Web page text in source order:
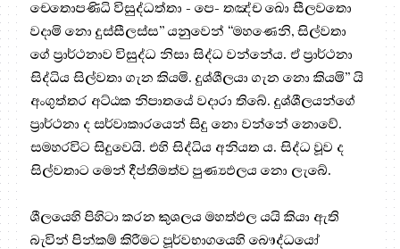
චෙතොපණිධි විසුද්ධත්තා - පෙ- තඤ්ච ඛො සීලවතො
වදාමි නො දුස්සීලස්ස” යනුවෙන් “මහණෙනි, සිල්වතා
ගේ ප්‍රාර්ථනාව විසුද්ධ නිසා සිද්ධ වන්නේය. ඒ ප්‍රාර්ථනා
සිද්ධිය සිල්වතා ගැන කියමි. දුශ්ශීලයා ගැන නො කියමි” යි
අංගුත්තර අට්ඨක නිපාතයේ වදාරා තිබේ. දුශ්ශීලයන්ගේ
ප්‍රාර්ථනා ද සර්වාකාරයෙන් සිදු නො වන්නේ නොවේ.
සමහරවිට සිදුවෙයි. එහි සිද්ධිය අනියත ය. සිද්ධ වූව ද
සිල්වතාට මෙන් දීප්තිමත්ව පුණ්‍යඵලය නො ලැබේ.
ශීලයෙහි පිහිටා කරන කුශලය මහත්ඵල යයි කියා ඇති
බැවින් පින්කම් කිරීමට පූර්වභාගයෙහි බෞද්ධයෝ